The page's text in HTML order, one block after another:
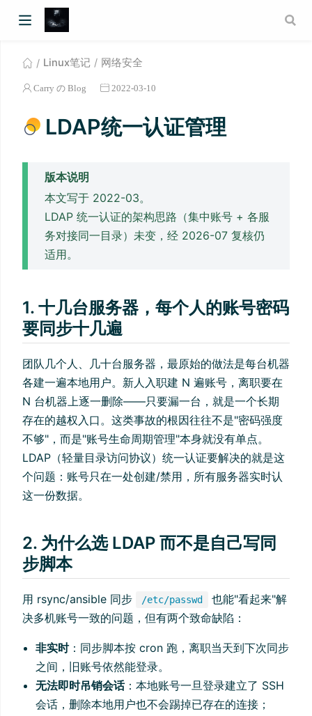
Linux笔记 网络安全
Carry の Blog 2022-03-10
LDAP统一认证管理
版本说明
本文写于 2022-03。
LDAP 统一认证的架构思路（集中账号 + 各服
务对接同一目录）未变，经 2026-07 复核仍
适用。
1. 十几台服务器，每个人的账号密码
要同步十几遍
团队几个人、几十台服务器，最原始的做法是每台机器
各建一遍本地用户。新人入职建 N 遍账号，离职要在
N 台机器上逐一删除——只要漏一台，就是一个长期
存在的越权入口。这类事故的根因往往不是"密码强度
不够"，而是"账号生命周期管理"本身就没有单点。
LDAP（轻量目录访问协议）统一认证要解决的就是这
个问题：账号只在一处创建/禁用，所有服务器实时认
这一份数据。
2. 为什么选 LDAP 而不是自己写同
步脚本
用 rsync/ansible 同步 /etc/passwd
也能"看起来"解
决多机账号一致的问题，但有两个致命缺陷：
非实时：同步脚本按 cron 跑，离职当天到下次同步
之间，旧账号依然能登录。
无法即时吊销会话：本地账号一旦登录建立了 SSH
会话，删除本地用户也不会踢掉已存在的连接；